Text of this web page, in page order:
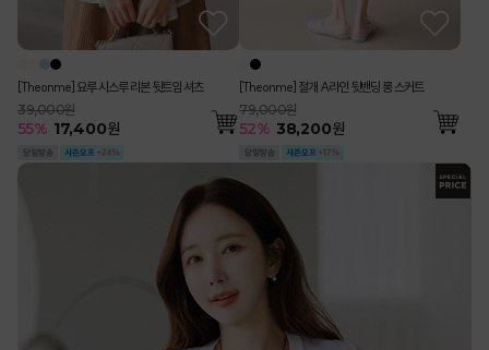
[Theonme] 요루 시스루 리본 뒷트임 셔츠
39,000원
55% 17,400원
[Theonme] 절개 A라인 뒷밴딩 롱 스커트
79,000원
52% 38,200원